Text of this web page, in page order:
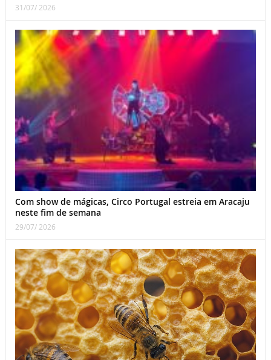
31/07/ 2026
Com show de mágicas, Circo Portugal estreia em Aracaju
neste fim de semana
29/07/ 2026